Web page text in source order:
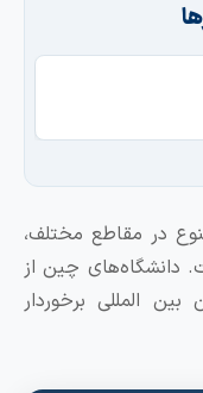
در مقاطع مختلف،
چین از
برخوردار